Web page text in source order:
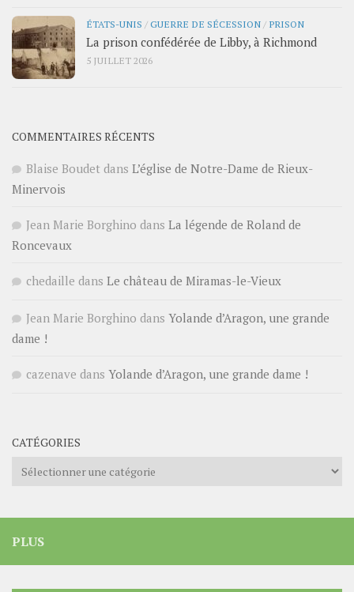
ÉTATS-UNIS /GUERRE DE SÉCESSION/ PRISON
La prison confédérée de Libby, à Richmond
5 JUILLET 2026
COMMENTAIRES RÉCENTS
Blaise Boudet dans L’église de Notre-Dame de Rieux-
Minervois
Jean Marie Borghino dans La légende de Roland de
Roncevaux
chedaille dans Le château de Miramas-le-Vieux
Jean Marie Borghino dans Yolande d’Aragon, une grande
dame !
cazenave dans Yolande d’Aragon, une grande dame !
CATÉGORIES
Catégories
PLUS